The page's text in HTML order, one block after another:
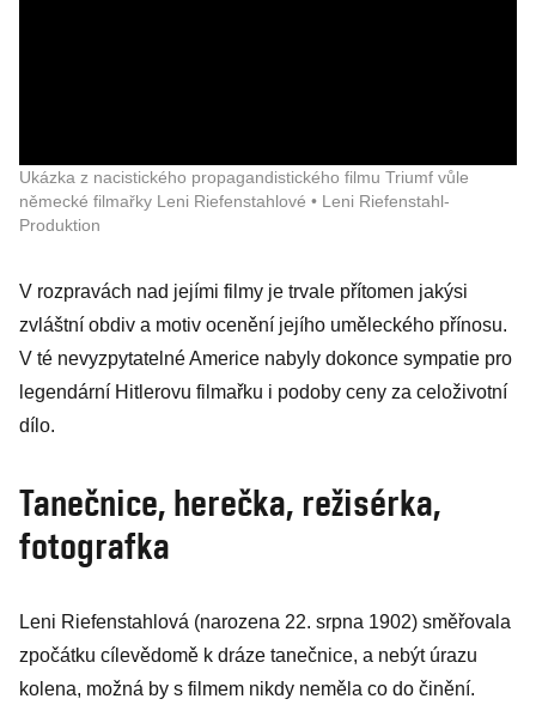
Ukázka z nacistického propagandistického filmu Triumf vůle
německé filmařky Leni Riefenstahlové • Leni Riefenstahl-
Produktion
V rozpravách nad jejími filmy je trvale přítomen jakýsi
zvláštní obdiv a motiv ocenění jejího uměleckého přínosu.
V té nevyzpytatelné Americe nabyly dokonce sympatie pro
legendární Hitlerovu filmařku i podoby ceny za celoživotní
dílo.
Tanečnice, herečka, režisérka,
fotografka
Leni Riefenstahlová (narozena 22. srpna 1902) směřovala
zpočátku cílevědomě k dráze tanečnice, a nebýt úrazu
kolena, možná by s filmem nikdy neměla co do činění.